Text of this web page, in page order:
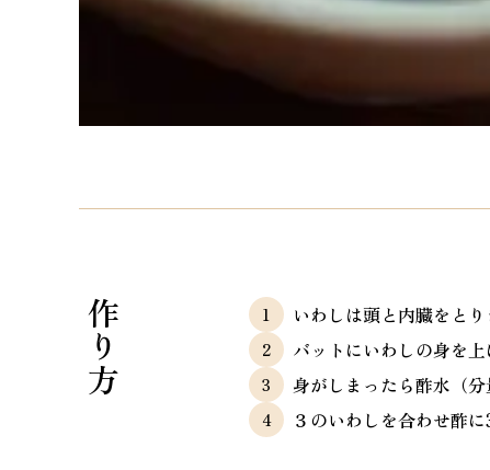
作り方
いわしは頭と内臓をと
バットにいわしの身を
身がしまったら酢水（
３のいわしを合わせ酢